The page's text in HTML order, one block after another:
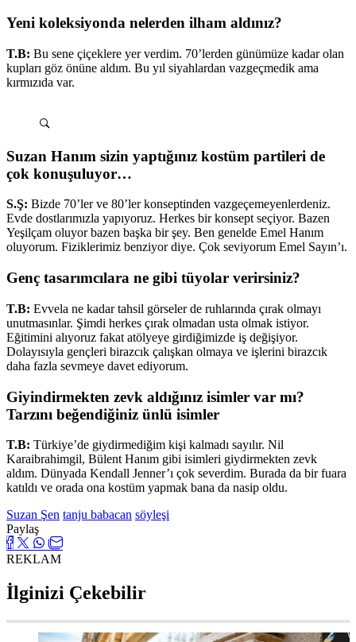
Yeni koleksiyonda nelerden ilham aldınız?
T.B: Bu sene çiçeklere yer verdim. 70’lerden günümüze kadar olan
kupları göz önüne aldım. Bu yıl siyahlardan vazgeçmedik ama
kırmızıda var.
Suzan Hanım sizin yaptığınız kostüm partileri de
çok konuşuluyor…
S.Ş: Bizde 70’ler ve 80’ler konseptinden vazgeçemeyenlerdeniz.
Evde dostlarımızla yapıyoruz. Herkes bir konsept seçiyor. Bazen
Yeşilçam oluyor bazen başka bir şey. Ben genelde Emel Hanım
oluyorum. Fiziklerimiz benziyor diye. Çok seviyorum Emel Sayın’ı.
Genç tasarımcılara ne gibi tüyolar verirsiniz?
T.B: Evvela ne kadar tahsil görseler de ruhlarında çırak olmayı
unutmasınlar. Şimdi herkes çırak olmadan usta olmak istiyor.
Eğitimini alıyoruz fakat atölyeye girdiğimizde iş değişiyor.
Dolayısıyla gençleri birazcık çalışkan olmaya ve işlerini birazcık
daha fazla sevmeye davet ediyorum.
Giyindirmekten zevk aldığınız isimler var mı?
Tarzını beğendiğiniz ünlü isimler
T.B: Türkiye’de giydirmediğim kişi kalmadı sayılır. Nil
Karaibrahimgil, Bülent Hanım gibi isimleri giydirmekten zevk
aldım. Dünyada Kendall Jenner’ı çok severdim. Burada da bir fuara
katıldı ve orada ona kostüm yapmak bana da nasip oldu.
Suzan Şen tanju babacan söyleşi
Paylaş
REKLAM
İlginizi Çekebilir